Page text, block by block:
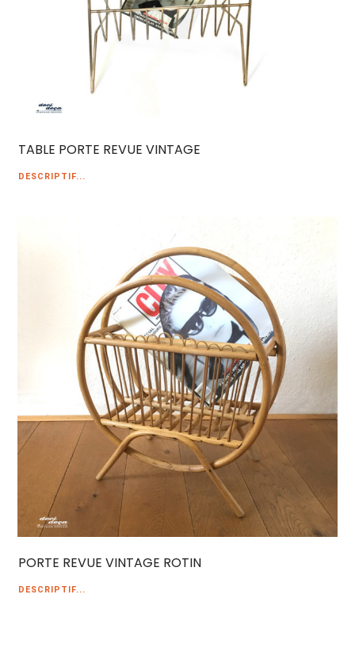
TABLE PORTE REVUE VINTAGE
DESCRIPTIF...
PORTE REVUE VINTAGE ROTIN
DESCRIPTIF...